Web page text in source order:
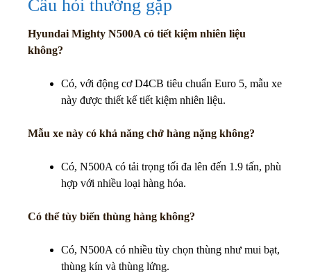
Câu hỏi thường gặp
Hyundai Mighty N500A có tiết kiệm nhiên liệu
không?
Có, với động cơ D4CB tiêu chuẩn Euro 5, mẫu xe
này được thiết kế tiết kiệm nhiên liệu.
Mẫu xe này có khả năng chở hàng nặng không?
Có, N500A có tải trọng tối đa lên đến 1.9 tấn, phù
hợp với nhiều loại hàng hóa.
Có thể tùy biến thùng hàng không?
Có, N500A có nhiều tùy chọn thùng như mui bạt,
thùng kín và thùng lửng.